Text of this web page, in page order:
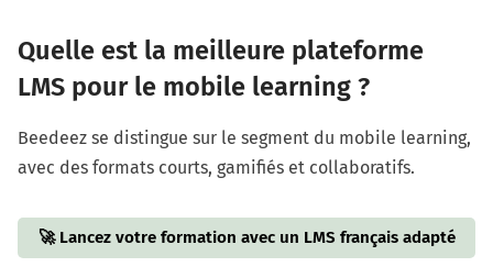
Quelle est la meilleure plateforme
LMS pour le mobile learning ?
Beedeez se distingue sur le segment du mobile learning,
avec des formats courts, gamifiés et collaboratifs.
🚀 Lancez votre formation avec un LMS français adapté